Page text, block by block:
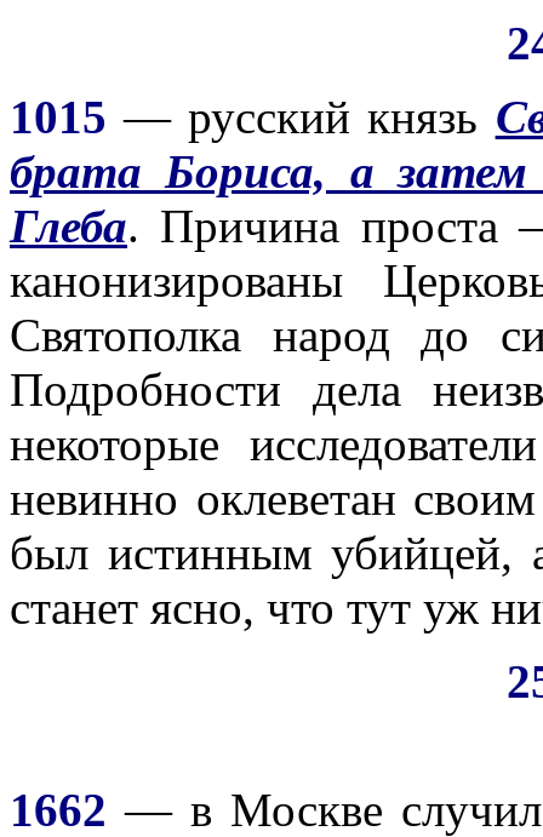
1015 — русский князь
брата Бориса, а затем
Глеба. Причина проста
канонизированы
Святополка народ до
Подробности дела
некоторые
невинно оклеветан
был истинным убийцей,
станет ясно, что тут уж
1662 — в Москве